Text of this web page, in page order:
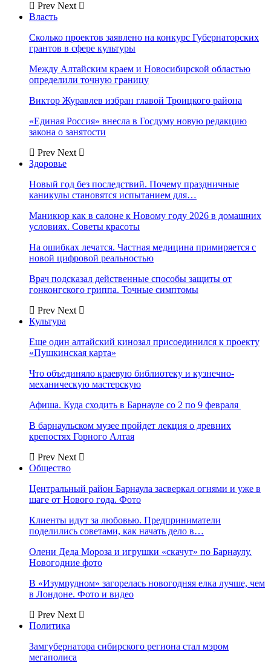
Prev Next
Власть
Сколько проектов заявлено на конкурс Губернаторских
грантов в сфере культуры
Между Алтайским краем и Новосибирской областью
определили точную границу
Виктор Журавлев избран главой Троицкого района
«Единая Россия» внесла в Госдуму новую редакцию
закона о занятости
Prev Next
Здоровье
Новый год без последствий. Почему праздничные
каникулы становятся испытанием для…
Маникюр как в салоне к Новому году 2026 в домашних
условиях. Советы красоты
На ошибках лечатся. Частная медицина примиряется с
новой цифровой реальностью
Врач подсказал действенные способы защиты от
гонконгского гриппа. Точные симптомы
Prev Next
Культура
Еще один алтайский кинозал присоединился к проекту
«Пушкинская карта»
Что объединяло краевую библиотеку и кузнечно-
механическую мастерскую
Афиша. Куда сходить в Барнауле со 2 по 9 февраля
В барнаульском музее пройдет лекция о древних
крепостях Горного Алтая
Prev Next
Общество
Центральный район Барнаула засверкал огнями и уже в
шаге от Нового года. Фото
Клиенты идут за любовью. Предприниматели
поделились советами, как начать дело в…
Олени Деда Мороза и игрушки «скачут» по Барнаулу.
Новогодние фото
В «Изумрудном» загорелась новогодняя елка лучше, чем
в Лондоне. Фото и видео
Prev Next
Политика
Замгубернатора сибирского региона стал мэром
мегаполиса